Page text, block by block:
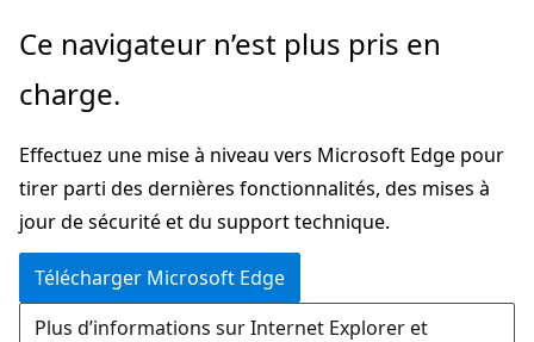
Passer
directement
au
principal
Ce navigateur n’est plus pris en
charge.
Effectuez une mise à niveau vers Microsoft Edge pour
tirer parti des dernières fonctionnalités, des mises à
jour de sécurité et du support technique.
Télécharger Microsoft Edge
Plus d’informations sur Internet Explorer et